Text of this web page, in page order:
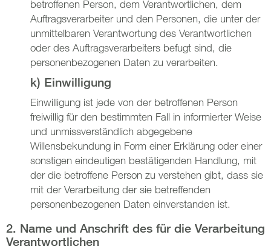
betroffenen Person, dem Verantwortlichen, dem
Auftragsverarbeiter und den Personen, die unter der
unmittelbaren Verantwortung des Verantwortlichen
oder des Auftragsverarbeiters befugt sind, die
personenbezogenen Daten zu verarbeiten.
k) Einwilligung
Einwilligung ist jede von der betroffenen Person
freiwillig für den bestimmten Fall in informierter Weise
und unmissverständlich abgegebene
Willensbekundung in Form einer Erklärung oder einer
sonstigen eindeutigen bestätigenden Handlung, mit
der die betroffene Person zu verstehen gibt, dass sie
mit der Verarbeitung der sie betreffenden
personenbezogenen Daten einverstanden ist.
2. Name und Anschrift des für die Verarbeitung
Verantwortlichen